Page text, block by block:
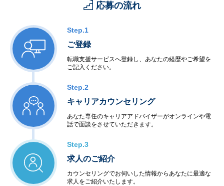
応募の流れ
Step.1
ご登録
転職支援サービスへ登録し、あなたの経歴やご希望を
ご記入ください。
Step.2
キャリアカウンセリング
あなた専任のキャリアアドバイザーがオンラインや電
話で面談をさせていただきます。
Step.3
求人のご紹介
カウンセリングでお伺いした情報からあなたに最適な
求人をご紹介いたします。